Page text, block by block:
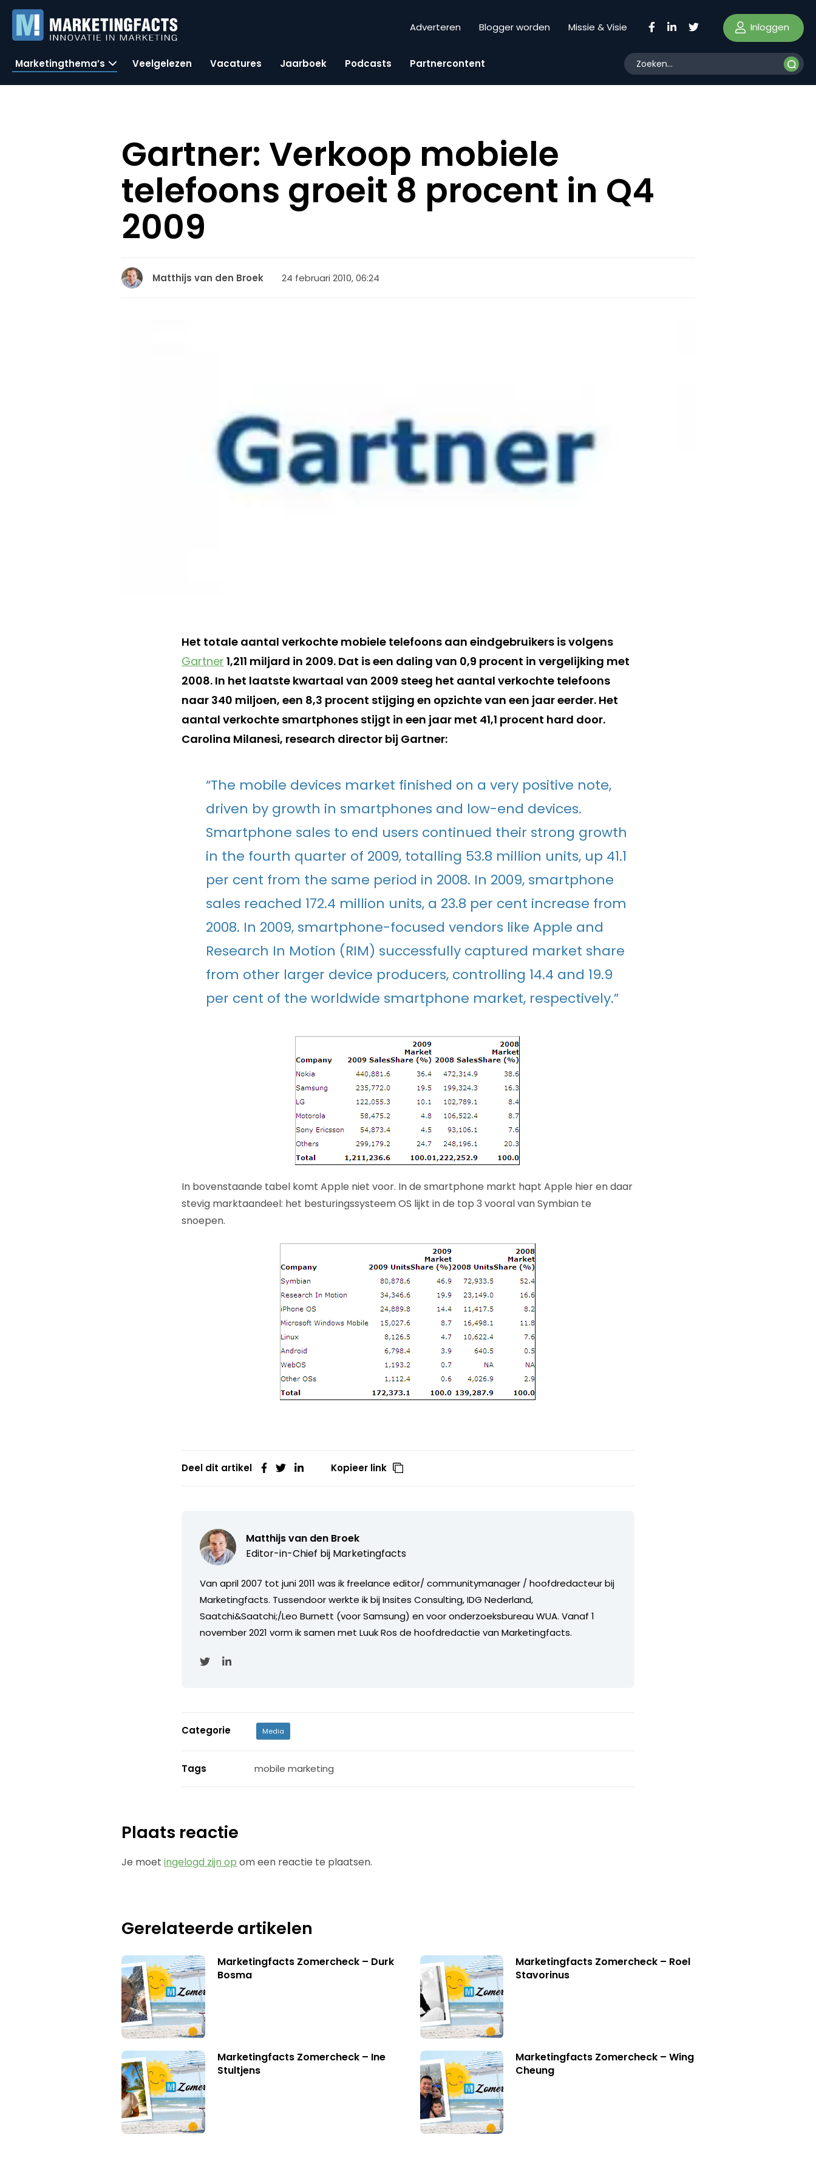
Adverteren Blogger worden Missie & Visie Inloggen
Marketingthema’s Veelgelezen Vacatures Jaarboek Podcasts Partnercontent
Gartner: Verkoop mobiele
telefoons groeit 8 procent in Q4
2009
Matthijs van den Broek 24 februari 2010, 06:24
Het totale aantal verkochte mobiele telefoons aan eindgebruikers is volgens
Gartner 1,211 miljard in 2009. Dat is een daling van 0,9 procent in vergelijking met
2008. In het laatste kwartaal van 2009 steeg het aantal verkochte telefoons
naar 340 miljoen, een 8,3 procent stijging en opzichte van een jaar eerder. Het
aantal verkochte smartphones stijgt in een jaar met 41,1 procent hard door.
Carolina Milanesi, research director bij Gartner:
“The mobile devices market finished on a very positive note,
driven by growth in smartphones and low-end devices.
Smartphone sales to end users continued their strong growth
in the fourth quarter of 2009, totalling 53.8 million units, up 41.1
per cent from the same period in 2008. In 2009, smartphone
sales reached 172.4 million units, a 23.8 per cent increase from
2008. In 2009, smartphone-focused vendors like Apple and
Research In Motion (RIM) successfully captured market share
from other larger device producers, controlling 14.4 and 19.9
per cent of the worldwide smartphone market, respectively.”
In bovenstaande tabel komt Apple niet voor. In de smartphone markt hapt Apple hier en daar
stevig marktaandeel: het besturingssysteem OS lijkt in de top 3 vooral van Symbian te
snoepen.
Deel dit artikel Kopieer link
Matthijs van den Broek
Editor-in-Chief bij Marketingfacts
Van april 2007 tot juni 2011 was ik freelance editor/ communitymanager / hoofdredacteur bij
Marketingfacts. Tussendoor werkte ik bij Insites Consulting, IDG Nederland,
Saatchi&Saatchi;/Leo Burnett (voor Samsung) en voor onderzoeksbureau WUA. Vanaf 1
november 2021 vorm ik samen met Luuk Ros de hoofdredactie van Marketingfacts.
Categorie Media
Tags mobile marketing
Plaats reactie
Je moetingelogd zijn op om een reactie te plaatsen.
Gerelateerde artikelen
Marketingfacts Zomercheck – Durk
Bosma
Marketingfacts Zomercheck – Roel
Stavorinus
Marketingfacts Zomercheck – Ine
Stultjens
Marketingfacts Zomercheck – Wing
Cheung